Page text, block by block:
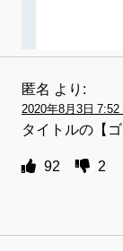
匿名 より:
2020年8月3日 7:52
タイトルの【
92 2